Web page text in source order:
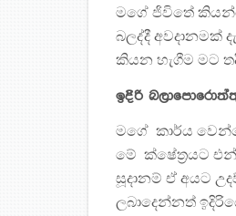
මගේ ජිවිතේ
බලද්දී අවදානමක්
කියන හැගීම මට
ඉදිරි
මගේ කාර්ය
මේ ක්ෂේත‍්‍රයට
සූදානම් ඒ අයට
ලබාදෙන්නත්